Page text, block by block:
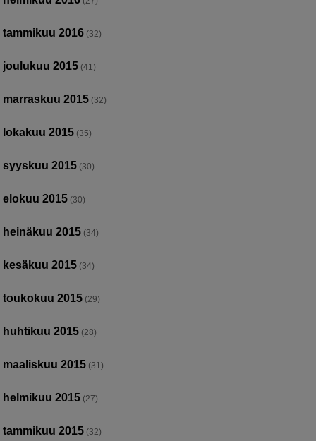
tammikuu 2016 (32)
joulukuu 2015 (41)
marraskuu 2015 (32)
lokakuu 2015 (35)
syyskuu 2015 (30)
elokuu 2015 (30)
heinäkuu 2015 (34)
kesäkuu 2015 (34)
toukokuu 2015 (29)
huhtikuu 2015 (28)
maaliskuu 2015 (31)
helmikuu 2015 (27)
tammikuu 2015 (32)